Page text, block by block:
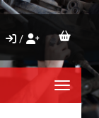
/
Toggle